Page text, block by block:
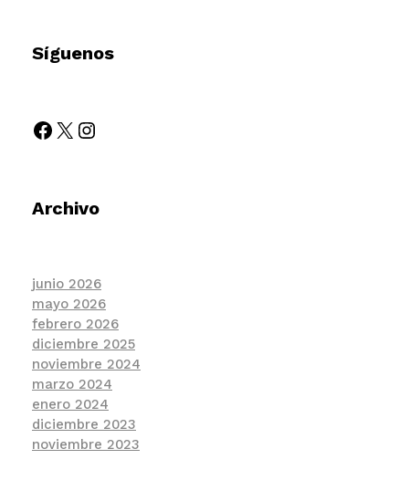
Síguenos
Archivo
junio 2026
mayo 2026
febrero 2026
diciembre 2025
noviembre 2024
marzo 2024
enero 2024
diciembre 2023
noviembre 2023